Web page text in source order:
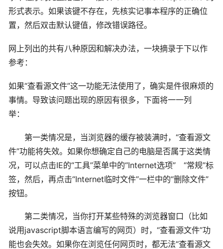
形式表示。如果该键不存在，先核实记事本程序的正确位
置，然后双击默认键值，修改错误路径。
网上列出的共有八种原因和解决办法，一块摘录于下以作
参考：
如果“查看源文件”这一功能无法使用了，确实是件很麻烦的
事情。导致该问题出现的原因有很多，下面将一一列
举：
第一类情况是，当浏览器的缓存被装满时，“查看源文
件”功能将失效。如果你想确定自己的电脑是否属于这类情
况，可以点击IE的“工具”菜单中的“Internet选项” “常规”标
签，然后，再点击“Internet临时文件”一栏中的“删除文件”
按钮。
第二类情况，当你打开某些特殊的浏览器窗口（比如
说用javascript脚本语言编写的网页）时，“查看源文件”功
能也会失效。如果你在浏览任何网页时，都无法“查看源文